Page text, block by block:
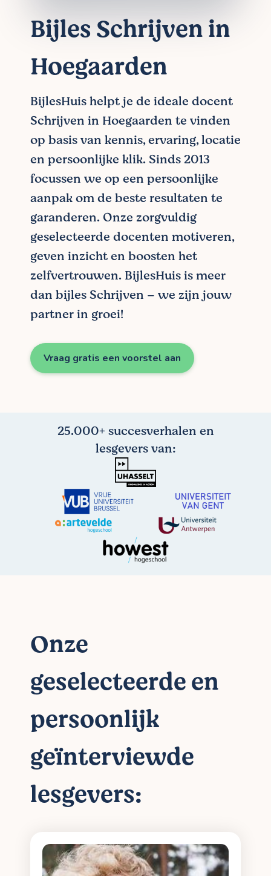
Bijles Schrijven in
Hoegaarden
BijlesHuis helpt je de ideale docent
Schrijven in Hoegaarden te vinden
op basis van kennis, ervaring, locatie
en persoonlijke klik. Sinds 2013
focussen we op een persoonlijke
aanpak om de beste resultaten te
garanderen. Onze zorgvuldig
geselecteerde docenten motiveren,
geven inzicht en boosten het
zelfvertrouwen. BijlesHuis is meer
dan bijles Schrijven – we zijn jouw
partner in groei!
Vraag gratis een voorstel aan
25.000+ succesverhalen en
lesgevers van:
Onze
geselecteerde en
persoonlijk
geïnterviewde
lesgevers: